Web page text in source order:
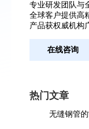
专业研发团队与
全球客户提供高
产品获权威机构
在线咨询
热门文章
无缝钢管